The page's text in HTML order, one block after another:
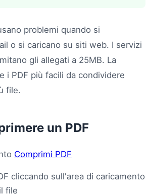
problemi quando si
o si caricano su siti web. I servizi
gli allegati a 25MB. La
i PDF più facili da condividere
file.
un PDF
Comprimi PDF
cliccando sull'area di caricamento
file